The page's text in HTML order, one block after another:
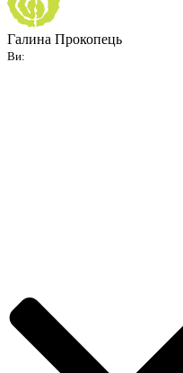
Галина Прокопець
Ви: